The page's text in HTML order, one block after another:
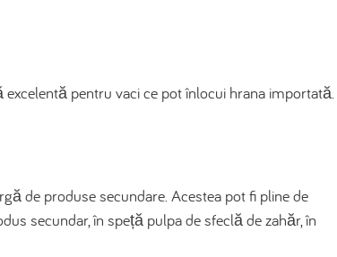
pentru vaci ce pot înlocui hrana importată.
de produse secundare. Acestea pot fi pline de
secundar, în speță pulpa de sfeclă de zahăr, în